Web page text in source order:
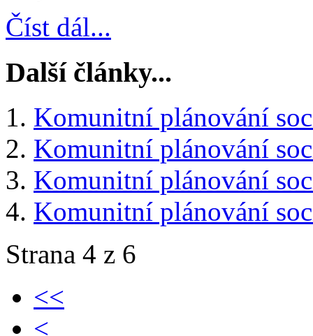
Číst dál...
Další články...
Komunitní plánování
Komunitní plánování
Komunitní plánování
Komunitní plánování
Strana 4 z 6
<<
<